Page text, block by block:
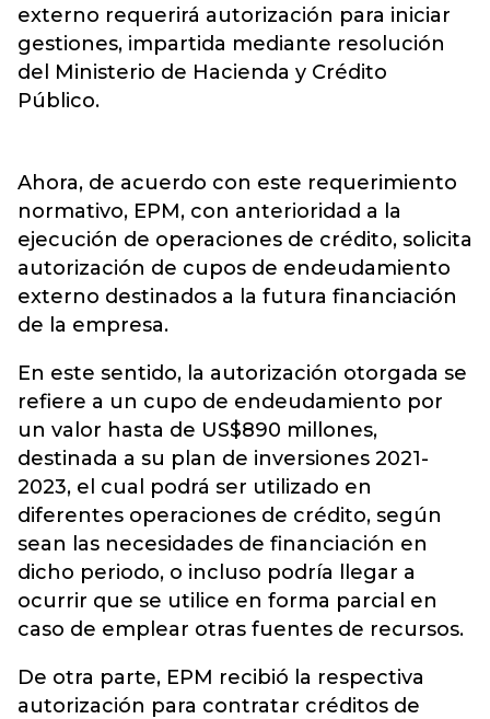
externo requerirá autorización para iniciar
gestiones, impartida mediante resolución
del Ministerio de Hacienda y Crédito
Público.
Ahora, de acuerdo con este requerimiento
normativo, EPM, con anterioridad a la
ejecución de operaciones de crédito, solicita
autorización de cupos de endeudamiento
externo destinados a la futura financiación
de la empresa.
En este sentido, la autorización otorgada se
refiere a un cupo de endeudamiento por
un valor hasta de US$890 millones,
destinada a su plan de inversiones 2021-
2023, el cual podrá ser utilizado en
diferentes operaciones de crédito, según
sean las necesidades de financiación en
dicho periodo, o incluso podría llegar a
ocurrir que se utilice en forma parcial en
caso de emplear otras fuentes de recursos.
De otra parte, EPM recibió la respectiva
autorización para contratar créditos de